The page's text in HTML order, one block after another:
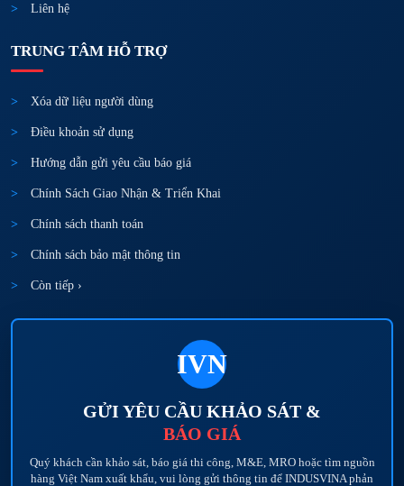
Liên hệ
TRUNG TÂM HỖ TRỢ
Xóa dữ liệu người dùng
Điều khoản sử dụng
Hướng dẫn gửi yêu cầu báo giá
Chính Sách Giao Nhận & Triển Khai
Chính sách thanh toán
Chính sách bảo mật thông tin
Còn tiếp ›
IVN
GỬI YÊU CẦU KHẢO SÁT &
BÁO GIÁ
Quý khách cần khảo sát, báo giá thi công, M&E, MRO hoặc tìm nguồn
hàng Việt Nam xuất khẩu, vui lòng gửi thông tin để INDUSVINA phản